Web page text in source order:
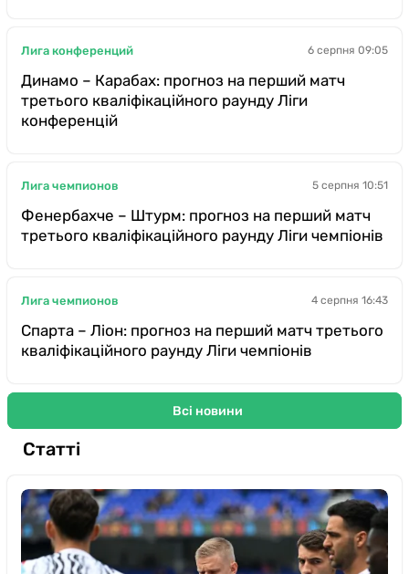
Лига конференций 6 серпня 09:05
Динамо – Карабах: прогноз на перший матч
третього кваліфікаційного раунду Ліги
конференцій
Лига чемпионов 5 серпня 10:51
Фенербахче – Штурм: прогноз на перший матч
третього кваліфікаційного раунду Ліги чемпіонів
Лига чемпионов 4 серпня 16:43
Спарта – Ліон: прогноз на перший матч третього
кваліфікаційного раунду Ліги чемпіонів
Всі новини
Статті